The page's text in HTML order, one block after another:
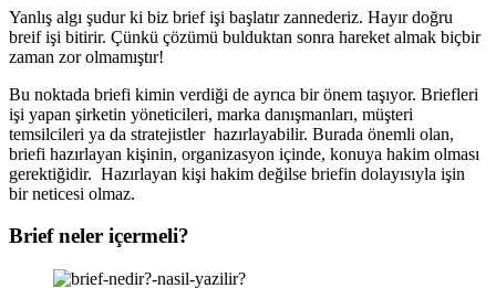
Yanlış algı şudur ki biz brief işi başlatır zannederiz. Hayır doğru
breif işi bitirir. Çünkü çözümü bulduktan sonra hareket almak biçbir
zaman zor olmamıştır!
Bu noktada briefi kimin verdiği de ayrıca bir önem taşıyor. Briefleri
işi yapan şirketin yöneticileri, marka danışmanları, müşteri
temsilcileri ya da stratejistler hazırlayabilir. Burada önemli olan,
briefi hazırlayan kişinin, organizasyon içinde, konuya hakim olması
gerektiğidir. Hazırlayan kişi hakim değilse briefin dolayısıyla işin
bir neticesi olmaz.
Brief neler içermeli?